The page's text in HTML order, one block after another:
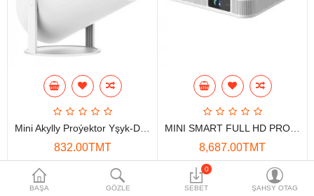
Öý enjamlary
Telefon ulgamy
Akylly öý
Ykjam enjamlar
Proýektorlar
Gurallar
Oýun konsoly
BAŞA GÖZLE
0
SEBET ŞAHSY OTAG
832.00TMT 8,687.00TMT